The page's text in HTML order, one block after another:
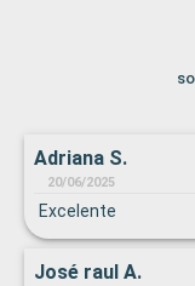
Adriana S.
20/06/2025
Excelente
José raul A.